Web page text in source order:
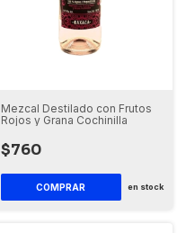
Mezcal Destilado con Frutos
Rojos y Grana Cochinilla
$760
COMPRAR en stock